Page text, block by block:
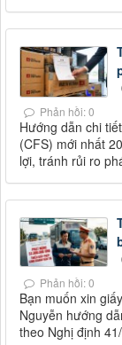
Phản hồi: 0
Hướng dẫn chi
(CFS) mới nhất
lợi, tránh rủi ro
Phản hồi: 0
Bạn muốn xin
Nguyễn hướng
theo Nghị định